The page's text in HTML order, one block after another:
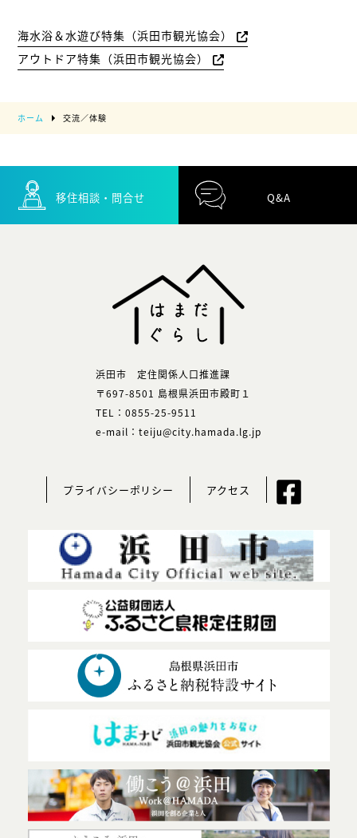
海水浴＆水遊び特集（浜田市観光協会）
アウトドア特集（浜田市観光協会）
ホーム 交流／体験
移住相談・問合せ Q&A
浜田市 定住関係人口推進課
〒697-8501 島根県浜田市殿町１
TEL：0855-25-9511
e-mail：teiju@city.hamada.lg.jp
プライバシーポリシー アクセス